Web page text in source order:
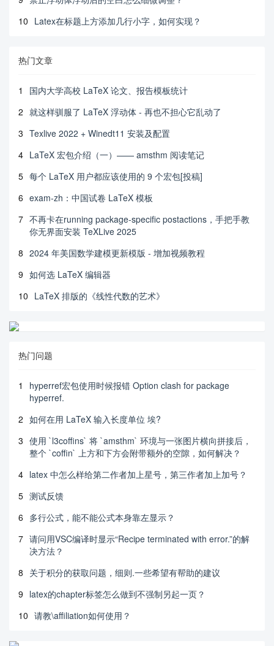
10 Latex在标题上方添加几行小字，如何实现？
热门文章
1
国内大学高校 LaTeX 论文、报告模板统计
2 就这样驯服了 LaTeX 浮动体 - 再也不担心它乱动了
3 Texlive 2022 + Winedt11 安装及配置
4 LaTeX 宏包介绍（一）—— amsthm 阅读笔记
5 每个 LaTeX 用户都应该使用的 9 个宏包[投稿]
6 exam-zh：中国试卷 LaTeX 模板
7 不再卡在running package-specific postactions，手把手教
你无界面安装 TeXLive 2025
8 2024 年美国数学建模更新模版 - 增加视频教程
9 如何选 LaTeX 编辑器
10 LaTeX 排版的《线性代数的艺术》
热门问题
1
hyperref宏包使用时候报错 Option clash for package
hyperref.
2 如何在用 LaTeX 输入长度单位 埃?
3 使用 `l3coffins` 将 `amsthm` 环境与一张图片横向拼接后，
整个 `coffin` 上方和下方会附带额外的空隙，如何解决？
4 latex 中怎么样给第二作者加上星号，第三作者加上加号？
5 测试反馈
6 多行公式，能不能公式本身靠左显示？
7 请问用VSC编译时显示“Recipe terminated with error.”的解
决方法？
8 关于积分的获取问题，细则.一些希望有帮助的建议
9 latex的chapter标签怎么做到不强制另起一页？
10 请教\affiliation如何使用？